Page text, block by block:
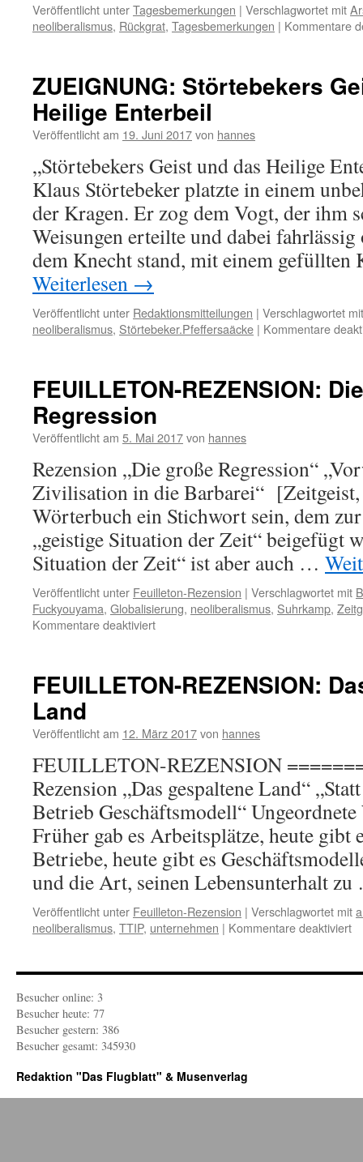
Veröffentlicht unterTagesbemerkungen | Verschlagwortet mit
neoliberalismus, Rückgrat, Tagesbemerkungen | Kommentare
ZUEIGNUNG: Störtebekers
Heilige Enterbeil
Veröffentlicht am 19. Juni 2017von hannes
„Störtebekers Geist und das Heilige
Klaus Störtebeker platzte in einem
der Kragen. Er zog dem Vogt, der ihm
Weisungen erteilte und dabei
dem Knecht stand, mit einem
Weiterlesen →
Veröffentlicht unter Redaktionsmitteilungen | Verschlagwortet mit
neoliberalismus, Störtebeker.Pfeffersaäcke | Kommentare
FEUILLETON-REZENSION:
Regression
Veröffentlicht am 5. Mai 2017von hannes
Rezension „Die große Regression“
Zivilisation in die Barbarei“
Wörterbuch ein Stichwort sein, dem
„geistige Situation der Zeit“ beigefügt
Situation der Zeit“ ist aber auch …
Veröffentlicht unter Feuilleton-Rezension | Verschlagwortet mit
Fuckyouyama, Globalisierung, neoliberalismus, Suhrkamp,
Kommentare deaktiviertfür
große
FEUILLETON-REZENSION:
Land
Veröffentlicht am 12. März 2017von hannes
FEUILLETON-REZENSION
Rezension „Das gespaltene Land“
Betrieb Geschäftsmodell“
Früher gab es Arbeitsplätze, heute gibt
Betriebe, heute gibt es
und die Art, seinen Lebensunterhalt
Veröffentlicht unter Feuilleton-Rezension | Verschlagwortet mit
neoliberalismus, TTIP, unternehmen | Kommentare deaktiviert
Besucher online: 3
Besucher heute: 77
Besucher gestern: 386
Besucher gesamt: 345930
Redaktion "Das Flugblatt" & Musenverlag